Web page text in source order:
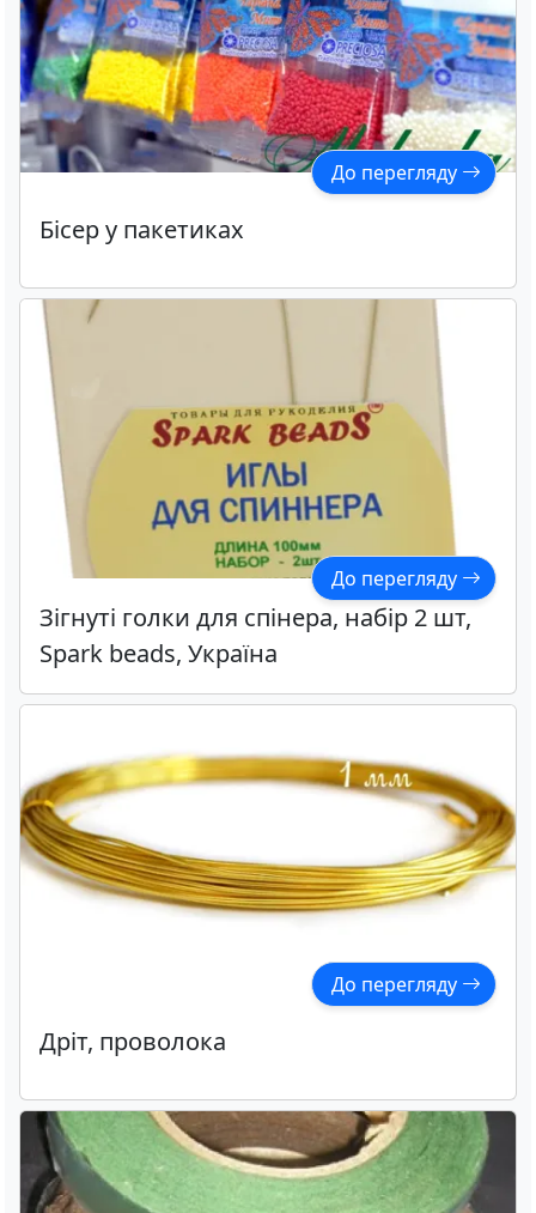
До перегляду
Бісер у пакетиках
До перегляду
Зігнуті голки для спінера, набір 2 шт,
Spark beads, Україна
До перегляду
Дріт, проволока